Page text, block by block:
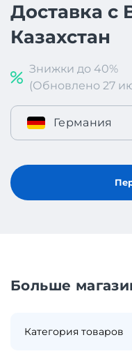
Доставка с
Казахстан
Знижки до 40%
(Обновлено 27
Германия
Больше